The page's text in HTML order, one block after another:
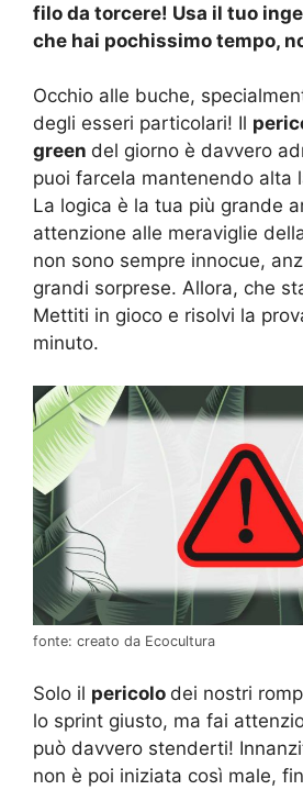
filo da torcere! Usa il tuo
che hai pochissimo tempo,
Occhio alle buche,
degli esseri particolari! Il
green del giorno è davvero
puoi farcela mantenendo alta
La logica è la tua più grande
attenzione alle meraviglie
non sono sempre innocue,
grandi sorprese. Allora, che
Mettiti in gioco e risolvi la
minuto.
fonte: creato da Ecocultura
Solo il pericolo dei nostri
lo sprint giusto, ma fai
può davvero stenderti!
non è poi iniziata così male,